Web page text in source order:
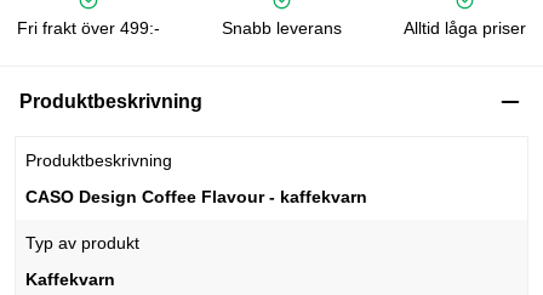
Fri frakt över 499:- Snabb leverans Alltid låga priser
Produktbeskrivning
Produktbeskrivning
CASO Design Coffee Flavour - kaffekvarn
Typ av produkt
Kaffekvarn